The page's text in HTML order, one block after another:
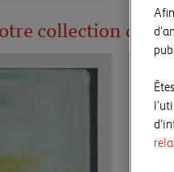
collection d'art